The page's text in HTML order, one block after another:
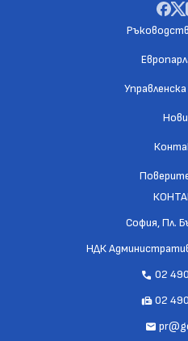
София, Пл.
НДК
call 02
fax02
mail